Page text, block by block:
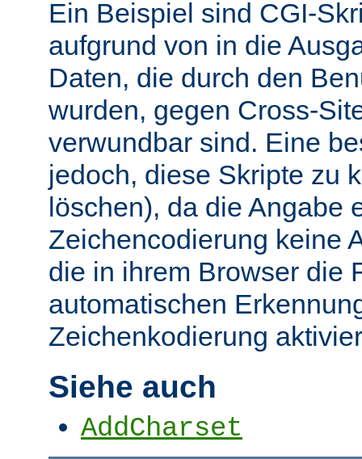
Ein Beispiel sind CGI-
aufgrund von in die
Daten, die durch den
wurden, gegen Cross-
verwundbar sind. Eine
jedoch, diese Skripte zu
löschen), da die Angabe
Zeichencodierung keine
die in ihrem Browser die
automatischen
Zeichenkodierung
Siehe auch
AddCharset